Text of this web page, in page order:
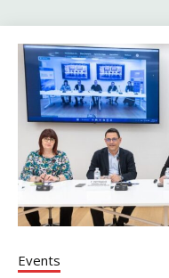
Events